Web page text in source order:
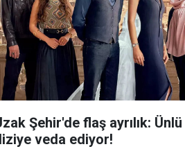
Şehir'de flaş ayrılık:
veda ediyor!